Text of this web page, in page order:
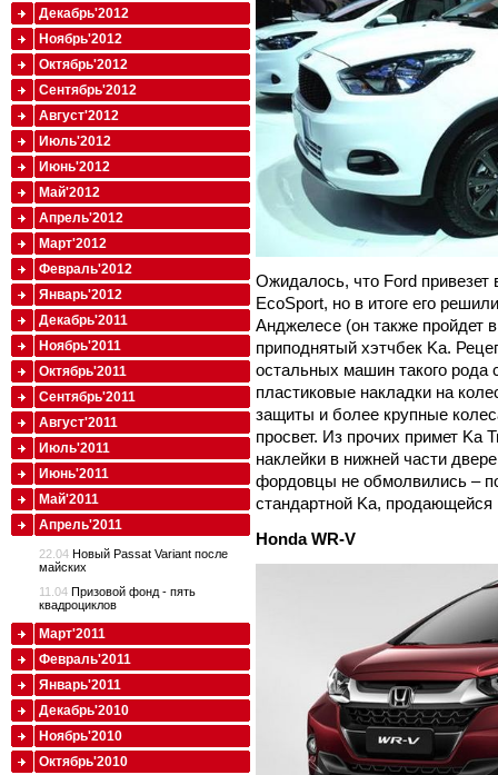
Ожидалось, что Ford
EcoSport, но в итоге его
Анджелесе (он также пройдет
приподнятый хэтчбек Ka.
остальных машин такого рода
пластиковые накладки на
защиты и более крупные
просвет. Из прочих примет Ka
наклейки в нижней части
фордовцы не обмолвились –
стандартной Ka, продающейся
HondaWR-V
Декабрь'2012
Ноябрь'2012
Октябрь'2012
Сентябрь'2012
Август'2012
Июль'2012
Июнь'2012
Май'2012
Апрель'2012
Март'2012
Февраль'2012
Январь'2012
Декабрь'2011
Ноябрь'2011
Октябрь'2011
Сентябрь'2011
Август'2011
Июль'2011
Июнь'2011
Май'2011
Апрель'2011
22.04 Новый Passat Variant после
майских
11.04 Призовой фонд - пять
квадроциклов
Март'2011
Февраль'2011
Январь'2011
Декабрь'2010
Ноябрь'2010
Октябрь'2010